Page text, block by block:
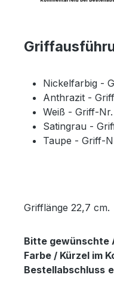
Nickelfarbig -
Anthrazit -
Weiß - Griff-
Satingrau -
Taupe - Griff-
Grifflänge 22,7 cm.
Bitte gewünschte
Farbe / Kürzel im
Bestellabschluss